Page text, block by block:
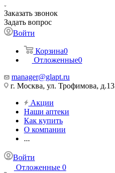
Заказать звонок
Задать вопрос
Войти
Корзина0
Отложенные0
manager@glapt.ru
г. Москва, ул. Трофимова, д.13
Акции
Наши аптеки
Как купить
О компании
...
Войти
Отложенные 0